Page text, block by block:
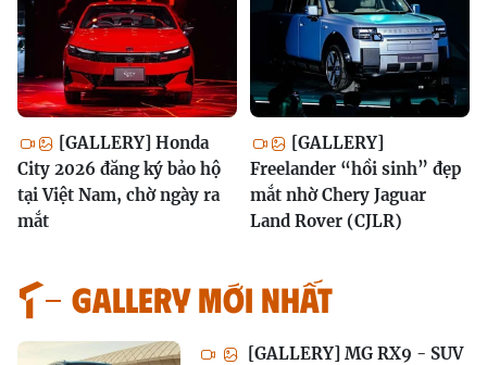
[GALLERY] Honda
City 2026 đăng ký bảo hộ
tại Việt Nam, chờ ngày ra
mắt
[GALLERY]
Freelander “hồi sinh” đẹp
mắt nhờ Chery Jaguar
Land Rover (CJLR)
GALLERY MỚI NHẤT
[GALLERY] MG RX9 - SUV